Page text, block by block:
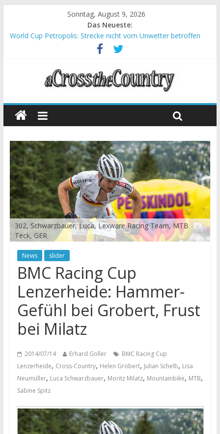
Sonntag, August 9, 2026
Das Neueste:
World Cup Petropolis: Strecke nicht vom Unwetter betroffen
Krumbach und Obergessertshausen: Mountainbike-Bundesliga
Supercup Massi Banyoles: Siege für Carod und Richards
Halbzeit beim Andalucia Bike Race: Weltmeister Seewald führt
Chelva: Schweizer Doppelsieg beim ersten XCO-Rennen der
302, Schwarzbauer, Luca, Lexware Racing Team, MTB
Teck, GER
News slider
BMC Racing Cup
Lenzerheide: Hammer-
Gefühl bei Grobert, Frust
bei Milatz
2014/07/14 Erhard Goller
BMC Racing Cup
Lenzerheide, Cross-Country, Helen Grobert, Julian Schelb, Lisa
Neumüller, Luca Schwarzbauer, Moritz Milatz, Mountainbike, MTB,
Sabine Spitz